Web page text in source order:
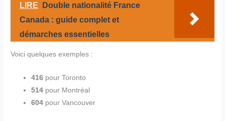
LIRE
Double nationalité France
Canada : guide complet et
démarches essentielles
Voici quelques exemples :
416 pour Toronto
514 pour Montréal
604 pour Vancouver